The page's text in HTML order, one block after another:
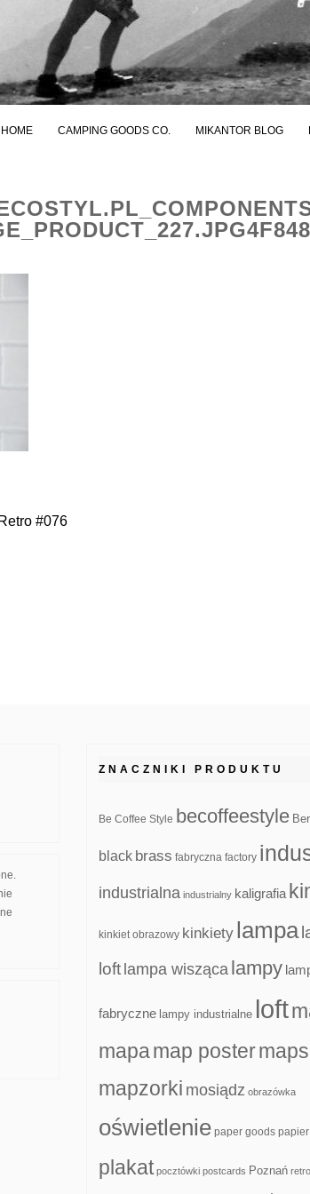
HOME CAMPING GOODS CO. MIKANTOR BLOG
#076
ZNACZNIKI PRODUKTU
Be Coffee Style becoffeestyle
black brass fabryczna factory
industrialna industrialny kaligrafia
kinkiet obrazowy kinkiety lampa
loft lampa wisząca lampy
fabryczne lampy industrialne loft
mapamap postermaps
mapzorki mosiądz obrazówka
oświetlenie paper goods papier
plakat pocztówki postcards Poznań retro